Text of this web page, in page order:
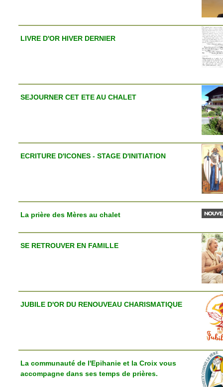
LIVRE D'OR HIVER DERNIER
SEJOURNER CET ETE AU CHALET
ECRITURE D'ICONES - STAGE D'INITIATION
La prière des Mères au chalet
SE RETROUVER EN FAMILLE
JUBILE D'OR DU RENOUVEAU CHARISMATIQUE
La communauté de l'Epihanie et la Croix vous
accompagne dans ses temps de prières.